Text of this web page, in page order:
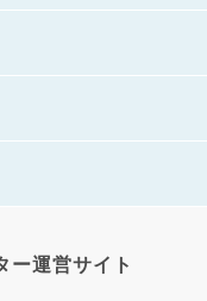
ー運営サイト